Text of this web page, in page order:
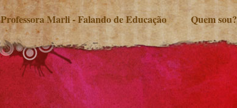
Professora Marli - Falando de Educação Quem sou?